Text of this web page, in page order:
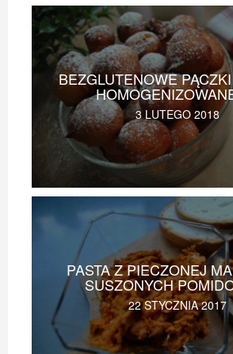
BEZGLUTENOWE
3 LUTEGO 2018
PASTA Z PIECZONEJ
SUSZONYCH
22 STYCZNIA 2017